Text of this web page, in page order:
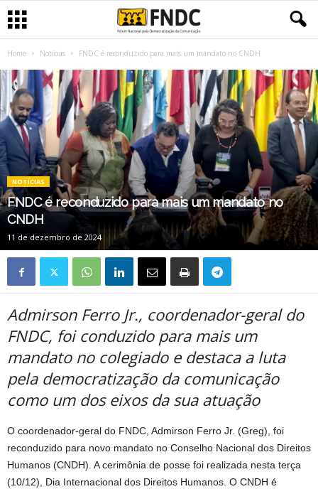
Home Notícias FNDC é reconduzido para mais um mandato no CNDH
NOTÍCIAS
FNDC é reconduzido para mais um mandato no
CNDH
11 de dezembro de 2024
Admirson Ferro Jr., coordenador-geral do
FNDC, foi conduzido para mais um
mandato no colegiado e destaca a luta
pela democratização da comunicação
como um dos eixos da sua atuação
O coordenador-geral do FNDC, Admirson Ferro Jr. (Greg), foi
reconduzido para novo mandato no Conselho Nacional dos Direitos
Humanos (CNDH). A cerimônia de posse foi realizada nesta terça
(10/12), Dia Internacional dos Direitos Humanos. O CNDH é